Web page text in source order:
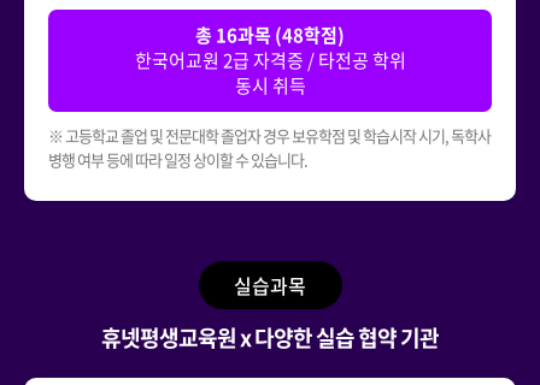
총 16과목 (48학점)
한국어교원 2급 자격증 / 타전공 학위
동시 취득
※ 고등학교 졸업 및 전문대학 졸업자 경우 보유학점 및 학습시작 시기, 독학사
병행 여부 등에 따라 일정 상이할 수 있습니다.
실습과목
휴넷평생교육원 x 다양한 실습 협약 기관